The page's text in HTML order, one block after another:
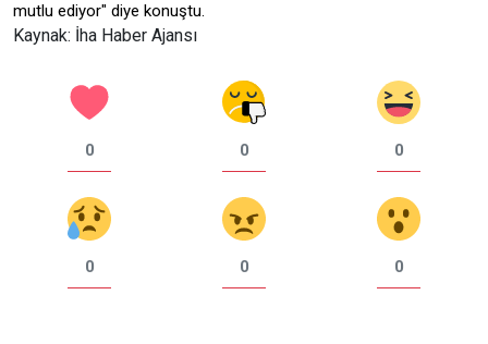
mutlu ediyor" diye konuştu.
Kaynak: İha Haber Ajansı
0 0 0
0 0 0